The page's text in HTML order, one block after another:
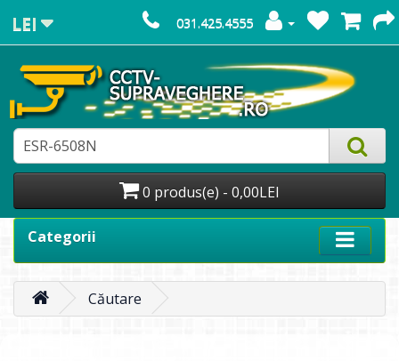
LEI 031.425.4555
0 produs(e) - 0,00LEI
Categorii
Căutare